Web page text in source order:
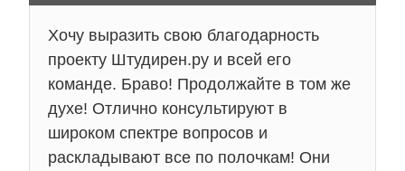
Хочу выразить свою благодарность
проекту Штудирен.ру и всей его
команде. Браво! Продолжайте в том же
духе! Отлично консультируют в
широком спектре вопросов и
раскладывают все по полочкам! Они